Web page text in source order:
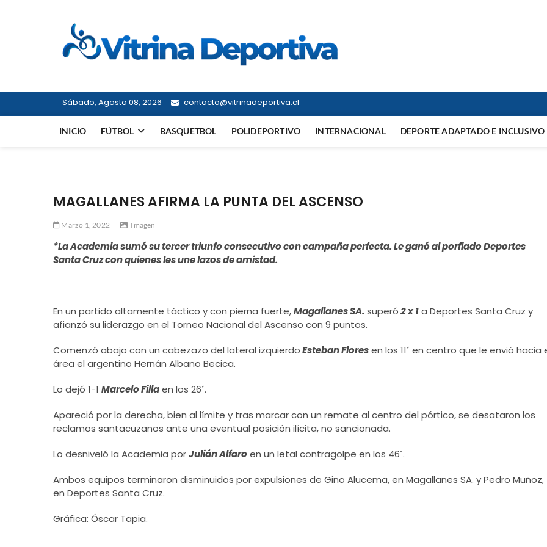
Sábado, Agosto 08, 2026 contacto@vitrinadeportiva.cl
INICIO FÚTBOL BASQUETBOL POLIDEPORTIVO INTERNACIONAL DEPORTE ADAPTADO E INCLUSIVO
MAGALLANES AFIRMA LA PUNTA DEL ASCENSO
Marzo 1, 2022 Imagen
*La Academia sumó su tercer triunfo consecutivo con campaña perfecta. Le ganó al porfiado Deportes
Santa Cruz con quienes les une lazos de amistad.
En un partido altamente táctico y con pierna fuerte,Magallanes SA. superó2 x 1a Deportes Santa Cruz y
afianzó su liderazgo en el Torneo Nacional del Ascenso con 9 puntos.
Comenzó abajo con un cabezazo del lateral izquierdoEsteban Floresen los 11´ en centro que le envió hacia
área el argentino Hernán Albano Becica.
Lo dejó 1-1 Marcelo Fillaen los 26´.
Apareció por la derecha, bien al límite y tras marcar con un remate al centro del pórtico, se desataron los
reclamos santacuzanos ante una eventual posición ilícita, no sancionada.
Lo desniveló la Academia porJulián Alfaroen un letal contragolpe en los 46´.
Ambos equipos terminaron disminuidos por expulsiones de Gino Alucema, en Magallanes SA. y Pedro Muñoz,
en Deportes Santa Cruz.
Gráfica: Óscar Tapia.